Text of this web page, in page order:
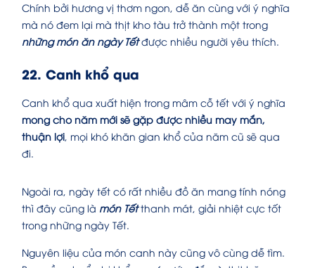
Chính bởi hương vị thơm ngon, dễ ăn cùng với ý nghĩa
mà nó đem lại mà thịt kho tàu trở thành một trong
những món ăn ngày Tếtđược nhiều người yêu thích.
22. Canh khổ qua
Canh khổ qua xuất hiện trong mâm cỗ tết với ý nghĩa
mong cho năm mới sẽ gặp được nhiều may mắn,
thuận lợi, mọi khó khăn gian khổ của năm cũ sẽ qua
đi.
Ngoài ra, ngày tết có rất nhiều đồ ăn mang tính nóng
thì đây cũng là món Tếtthanh mát, giải nhiệt cực tốt
trong những ngày Tết.
Nguyên liệu của món canh này cũng vô cùng dễ tìm.